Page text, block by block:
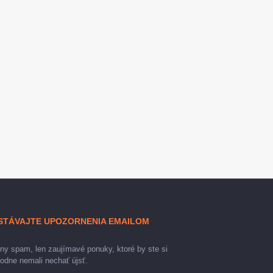
UPOZORNENIA EMAILOM
spam, len zaujímavé ponuky, ktoré by ste si
nemali nechať újsť.